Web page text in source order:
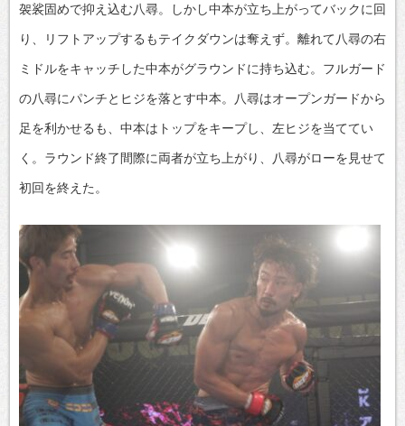
袈裟固めで抑え込む八尋。しかし中本が立ち上がってバックに回
り、リフトアップするもテイクダウンは奪えず。離れて八尋の右
ミドルをキャッチした中本がグラウンドに持ち込む。フルガード
の八尋にパンチとヒジを落とす中本。八尋はオープンガードから
足を利かせるも、中本はトップをキープし、左ヒジを当ててい
く。ラウンド終了間際に両者が立ち上がり、八尋がローを見せて
初回を終えた。